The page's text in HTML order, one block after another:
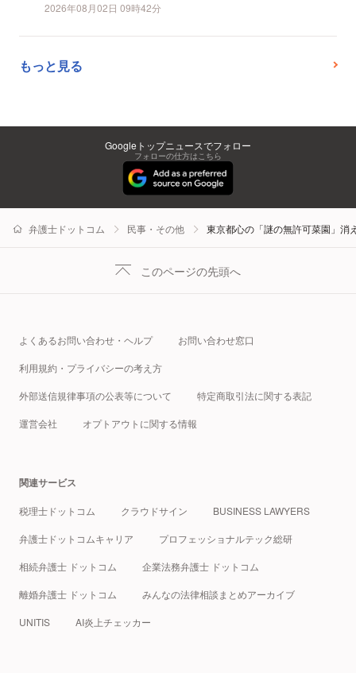
2026年08月02日 09時42分
もっと見る
Googleトップニュースでフォロー
フォローの仕方はこちら
弁護士ドットコム 民事・その他 東京都心の「謎の無許可菜園」
このページの先頭へ
よくあるお問い合わせ・ヘルプ お問い合わせ窓口
利用規約・プライバシーの考え方
外部送信規律事項の公表等について 特定商取引法に関する表記
運営会社 オプトアウトに関する情報
関連サービス
税理士ドットコム クラウドサイン BUSINESS LAWYERS
弁護士ドットコムキャリア プロフェッショナルテック総研
相続弁護士 ドットコム 企業法務弁護士 ドットコム
離婚弁護士 ドットコム みんなの法律相談まとめアーカイブ
UNITIS AI炎上チェッカー